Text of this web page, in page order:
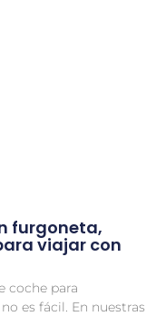
furgoneta,
viajar con
coche para
es fácil. En nuestras